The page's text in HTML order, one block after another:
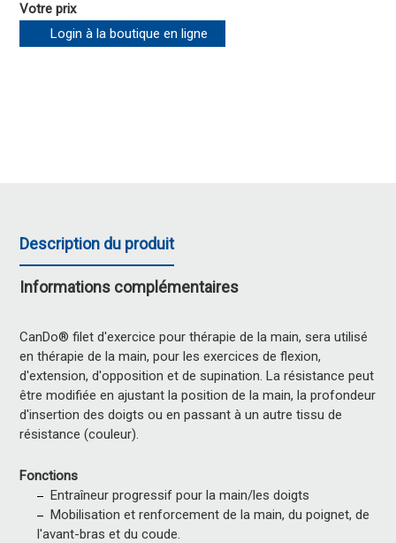
Votre prix
Login à la boutique en ligne
Description du produit
Informations complémentaires
CanDo® filet d'exercice pour thérapie de la main, sera utilisé
en thérapie de la main, pour les exercices de flexion,
d'extension, d'opposition et de supination. La résistance peut
être modifiée en ajustant la position de la main, la profondeur
d'insertion des doigts ou en passant à un autre tissu de
résistance (couleur).
Fonctions
Entraîneur progressif pour la main/les doigts
Mobilisation et renforcement de la main, du poignet, de
l'avant-bras et du coude.